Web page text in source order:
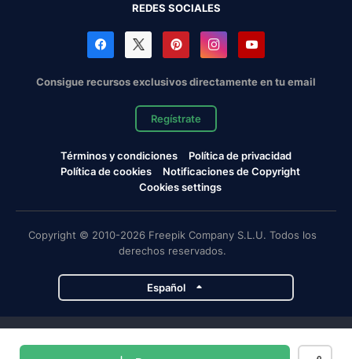
REDES SOCIALES
Consigue recursos exclusivos directamente en tu email
Regístrate
Términos y condiciones
Política de privacidad
Política de cookies
Notificaciones de Copyright
Cookies settings
Copyright © 2010-2026 Freepik Company S.L.U. Todos los
derechos reservados.
Español